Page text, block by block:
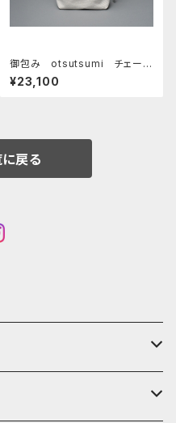
御包み otsutsumi チェー
ン □キナリ・オリーブ□
¥23,100
戻る